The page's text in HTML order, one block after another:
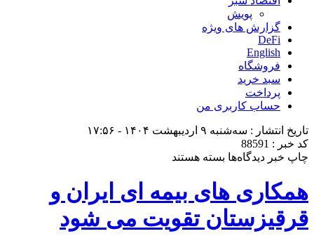
پویش
گزارش های ویژه
DeFi
English
فروشگاه
سبد خرید
پرداخت
حساب کاربری من
تاریخ انتشار : سه‌شنبه ۹ اردیبهشت ۱۴۰۴ - ۱۷:۵۶
کد خبر : 88591
چاپ خبر دیدگاه‌ها برای
های
بیمه
ای
ایران
بسته هستند
همکاری های بیمه ای ایران و
قرقیزستان تقویت می شود